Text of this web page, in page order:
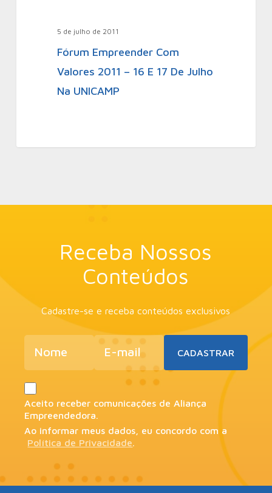
5 de julho de 2011
Fórum Empreender Com
Valores 2011 – 16 E 17 De Julho
Na UNICAMP
Receba Nossos
Conteúdos
Cadastre-se e receba conteúdos exclusivos
Aceito receber comunicações de Aliança
Empreendedora.
Ao informar meus dados, eu concordo com a
Política de Privacidade.